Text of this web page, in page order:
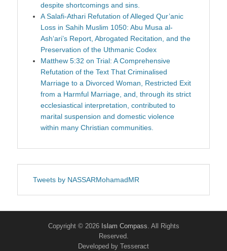
despite shortcomings and sins.
A Salafi-Athari Refutation of Alleged Qur’anic
Loss in Sahih Muslim 1050: Abu Musa al-
Ash‘ari’s Report, Abrogated Recitation, and the
Preservation of the Uthmanic Codex
Matthew 5:32 on Trial: A Comprehensive
Refutation of the Text That Criminalised
Marriage to a Divorced Woman, Restricted Exit
from a Harmful Marriage, and, through its strict
ecclesiastical interpretation, contributed to
marital suspension and domestic violence
within many Christian communities.
Tweets by NASSARMohamadMR
Copyright © 2026 Islam Compass. All Rights
Reserved.
Developed by Tesseract